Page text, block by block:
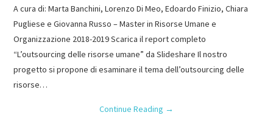
A cura di: Marta Banchini, Lorenzo Di Meo, Edoardo Finizio, Chiara
Pugliese e Giovanna Russo – Master in Risorse Umane e
Organizzazione 2018-2019 Scarica il report completo
“L’outsourcing delle risorse umane” da Slideshare Il nostro
progetto si propone di esaminare il tema dell’outsourcing delle
risorse…
Continue Reading →